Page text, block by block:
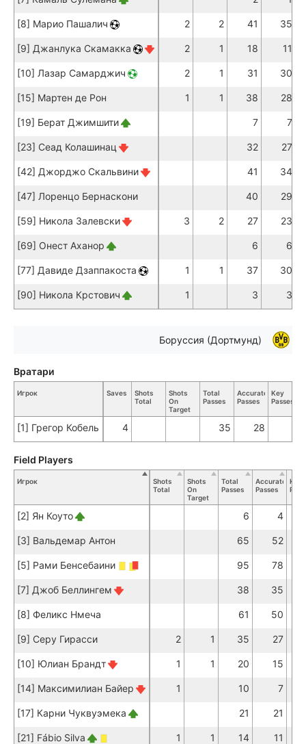
[8] Марио Пашалич 2 2 41 35
[9] Джанлука Скамакка 2 1 18 11
[10] Лазар Самарджич 2 1 31 30
[15] Мартен де Рон 1 1 38 28
[19] Берат Джимшити 7 7
[23] Сеад Колашинац 32 27
[42] Джорджо Скальвини 41 34
[47] Лоренцо Бернаскони 40 29
[59] Никола Залевски 3 2 27 23
[69] Онест Аханор 6 6
[77] Давиде Дзаппакоста 1 1 37 30
[90] Никола Крстович 1 3 3
Боруссия (Дортмунд)
Игрок Saves
Shots
Total
Shots
On
Target
Total
Passes
Accurate
Passes
Key
Passes
[1] Грегор Кобель 4 35 28
Вратари
Игрок
Shots
Total
Shots
On
Target
Total
Passes
Accurate
Passes
Key
[2] Ян Коуто 6 4
[3] Вальдемар Антон 65 52
[5] Рами Бенсебаини 95 78
[7] Джоб Беллингем 38 35
[8] Феликс Нмеча 61 50
[9] Серу Гирасси 2 1 35 27
[10] Юлиан Брандт 1 1 20 15
[14] Максимилиан Байер 1 10 7
[17] Карни Чуквуэмека 21 21
[21] Fábio Silva 1 1 14 11
Field Players